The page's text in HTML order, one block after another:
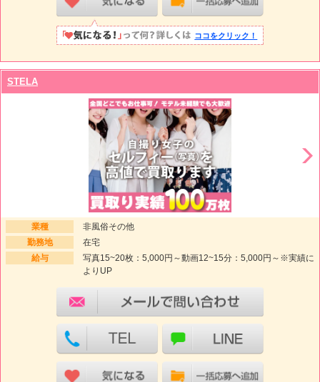
ココをクリック！
STELA
業種
非風俗その他
勤務地
在宅
給与
写真15~20枚：5,000円～動画12~15分：5,000円～※実績に
よりUP